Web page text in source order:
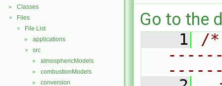
► Classes
▼ Files
▼ File List
► applications
▼ src
► atmosphericModels
► combustionModels
► conversion
Go to the
    1
/